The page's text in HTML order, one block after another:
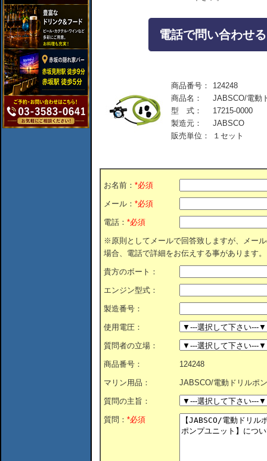
電話で問い合わせ
商品番号：
124248
商品名：
JABSCO/電動
型 式：
17215-0000
製造元：
JABSCO
販売単位：
１セット
お名前： *必須
メール： *必須
電話： *必須
※原則としてメールで回答致しますが、メー
場合、電話で詳細をお伝えする事があります。
貴方のボート：
エンジン型式：
製造番号：
使用電圧：
質問者の立場：
商品番号： 124248
マリン用品： JABSCO/電動ドリルポ
質問の主旨：
質問： *必須